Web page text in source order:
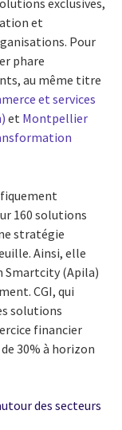
et
Pour
phare
au même titre
et services
et Montpellier
160 solutions
stratégie
Ainsi, elle
Smartcity (Apila)
CGI, qui
solutions
financier
30% à horizon
des secteurs